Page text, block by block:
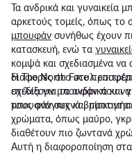
Τα ανδρικά και γυναικεία
αρκετούς τομείς, όπως το
μπουφάν συνήθως έχουν
κατασκευή, ενώ τα
κομψά και σχεδιασμένα να
διαφορές στο στυλ
επιλέξουν μπουφάν που να
τους ανάγκες και
Η The North Face
σχέδια για τα ανδρικά και
μπουφάν συχνά
χρώματα, όπως μαύρο,
διαθέτουν πιο ζωντανά
Αυτή η διαφοροποίηση